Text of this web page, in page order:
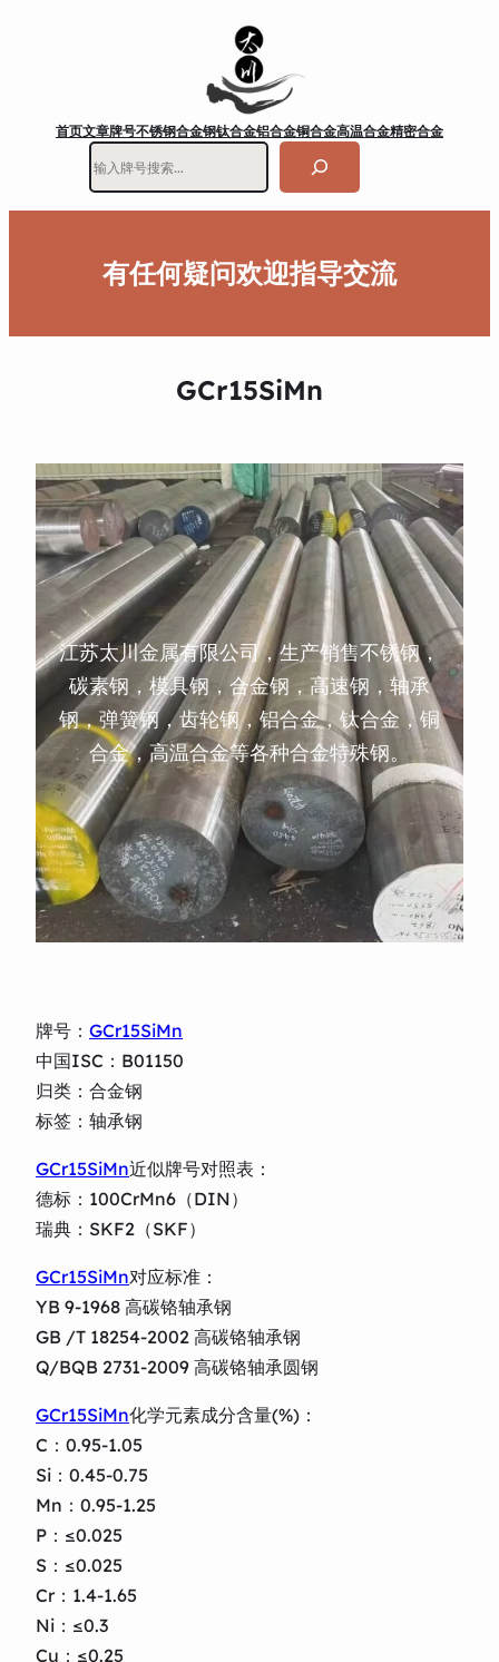
首页文章牌号不锈钢合金钢钛合金铝合金铜合金高温合金精密合金
有任何疑问欢迎指导交流
GCr15SiMn
江苏太川金属有限公司，生产销售不锈钢，
碳素钢，模具钢，合金钢，高速钢，轴承
钢，弹簧钢，齿轮钢，铝合金，钛合金，铜
合金，高温合金等各种合金特殊钢。
牌号： GCr15SiMn
中国ISC：B01150
归类：合金钢
标签：轴承钢
GCr15SiMn近似牌号对照表：
德标：100CrMn6（DIN）
瑞典：SKF2（SKF）
GCr15SiMn对应标准：
YB 9-1968 高碳铬轴承钢
GB /T 18254-2002 高碳铬轴承钢
Q/BQB 2731-2009 高碳铬轴承圆钢
GCr15SiMn化学元素成分含量(%)：
C：0.95-1.05
Si：0.45-0.75
Mn：0.95-1.25
P：≤0.025
S：≤0.025
Cr：1.4-1.65
Ni：≤0.3
Cu：≤0.25